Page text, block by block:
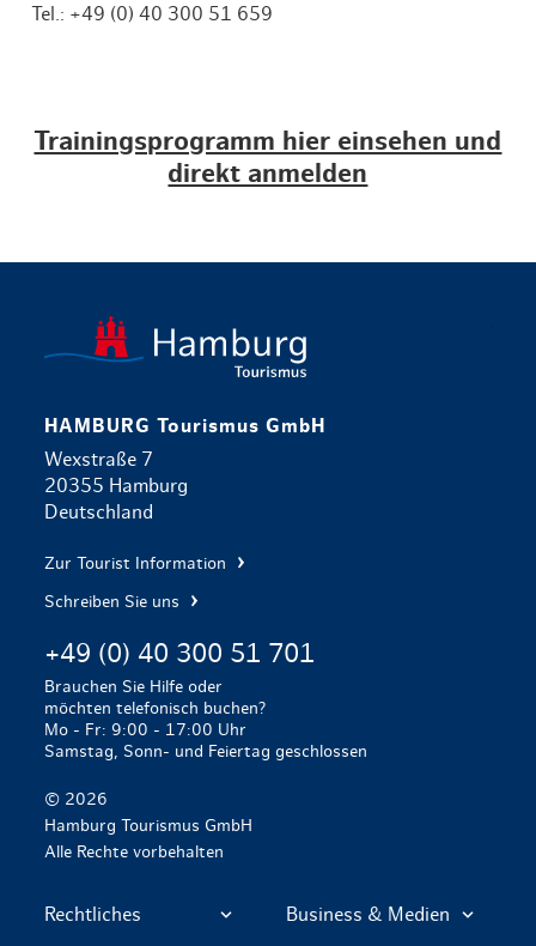
Tel.: +49 (0) 40 300 51 659
Trainingsprogramm hier einsehen und
direkt anmelden
HAMBURG Tourismus GmbH
Wexstraße 7
20355 Hamburg
Deutschland
Zur Tourist Information
Schreiben Sie uns
+49 (0) 40 300 51 701
Brauchen Sie Hilfe oder
möchten telefonisch buchen?
Mo - Fr: 9:00 - 17:00 Uhr
Samstag, Sonn- und Feiertag geschlossen
© 2026
Hamburg Tourismus GmbH
Alle Rechte vorbehalten
Rechtliches Business & Medien